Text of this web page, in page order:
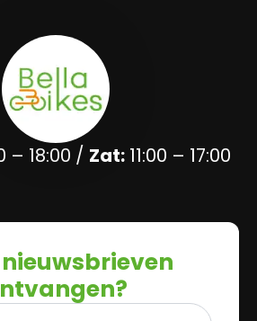
– 18:00 / Zat:11:00 – 17:00
nieuwsbrieven